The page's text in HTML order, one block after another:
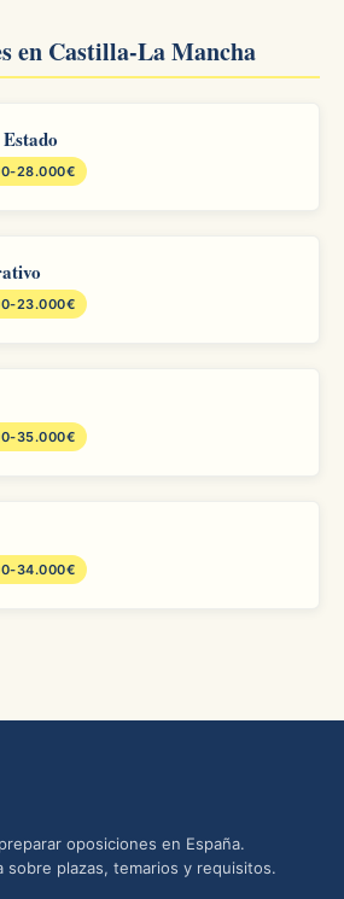
en Castilla-La Mancha
28.000€
23.000€
35.000€
34.000€
oposiciones en España.
sobre plazas, temarios y requisitos.